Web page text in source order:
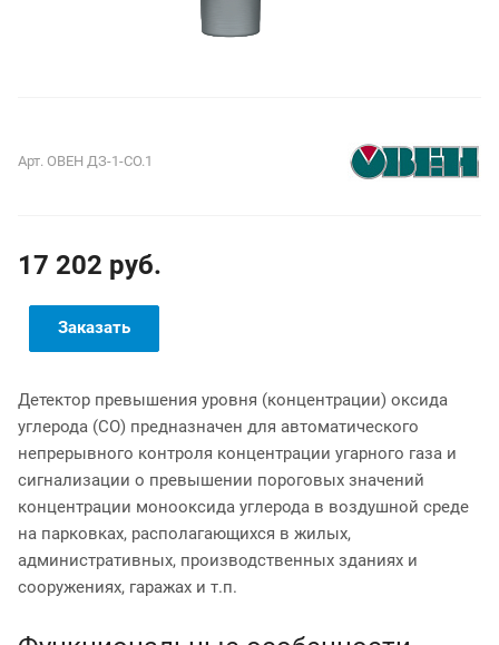
Арт. ОВЕН ДЗ-1-СО.1
17 202 руб.
Заказать
Детектор превышения уровня (концентрации) оксида
углерода (СО) предназначен для автоматического
непрерывного контроля концентрации угарного газа и
сигнализации о превышении пороговых значений
концентрации монооксида углерода в воздушной среде
на парковках, располагающихся в жилых,
административных, производственных зданиях и
сооружениях, гаражах и т.п.